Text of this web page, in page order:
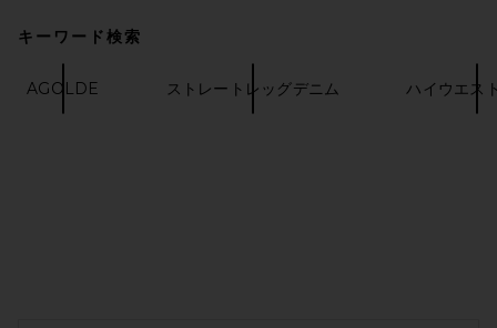
キーワード検索
AGOLDE ストレートレッグデニム ハイウエス